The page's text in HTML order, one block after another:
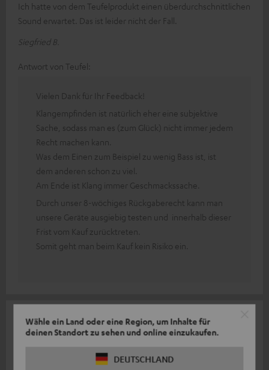
Wähle ein Land oder eine Region, um Inhalte für
deinen Standort zu sehen und online einzukaufen.
DEUTSCHLAND
Ich hatte von dem Teufelprodukt einen überdurchschnittlichen
Sound erwartet. Das ist leider nicht der Fall.
Siegfried B.
Antwort von Teufel:
Vielen Dank für Ihr Feedback!
Klangempfinden ist natürlich eher eine subjektive
Sache, sodass man es (zum Glück) nicht immer jedem
Recht machen kann.
Was dem Einen zum Beispiel zu wenig Bass ist, ist
dem anderen schon zu viel.
Am Ende ist Klang immer Geschmackssache.
Durch unser 8-wöchiges Rückgaberecht kann man
unsere Geräte ausgiebig testen und innerhalb dieser
Frist vom Kauf zurücktreten.
Somit geht man beim Kauf kein Risiko ein.
BÄM hats g'macht
Im Prinzip kann man nichts negatives schreiben, Selbst die